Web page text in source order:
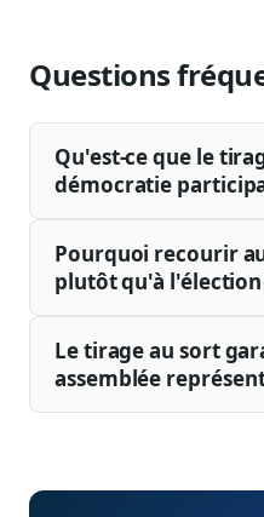
Questions
Qu'est-ce que le
démocratie
Pourquoi recourir
plutôt qu'à l'élection
Le tirage au sort
assemblée